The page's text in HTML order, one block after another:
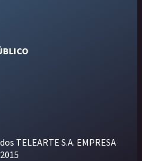
TELEARTE S.A. EMPRESA